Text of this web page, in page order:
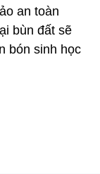
an toàn
bùn đất sẽ
bón sinh học